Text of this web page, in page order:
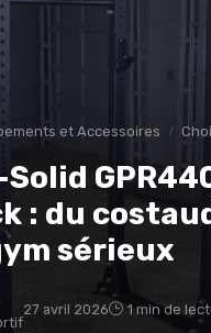
et Accessoires
: du
sérieux
27 avril 2026 1 min de